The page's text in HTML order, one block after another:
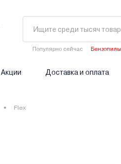
Популярно сейчас Бензопилы
Акции Доставка и оплата
Flex